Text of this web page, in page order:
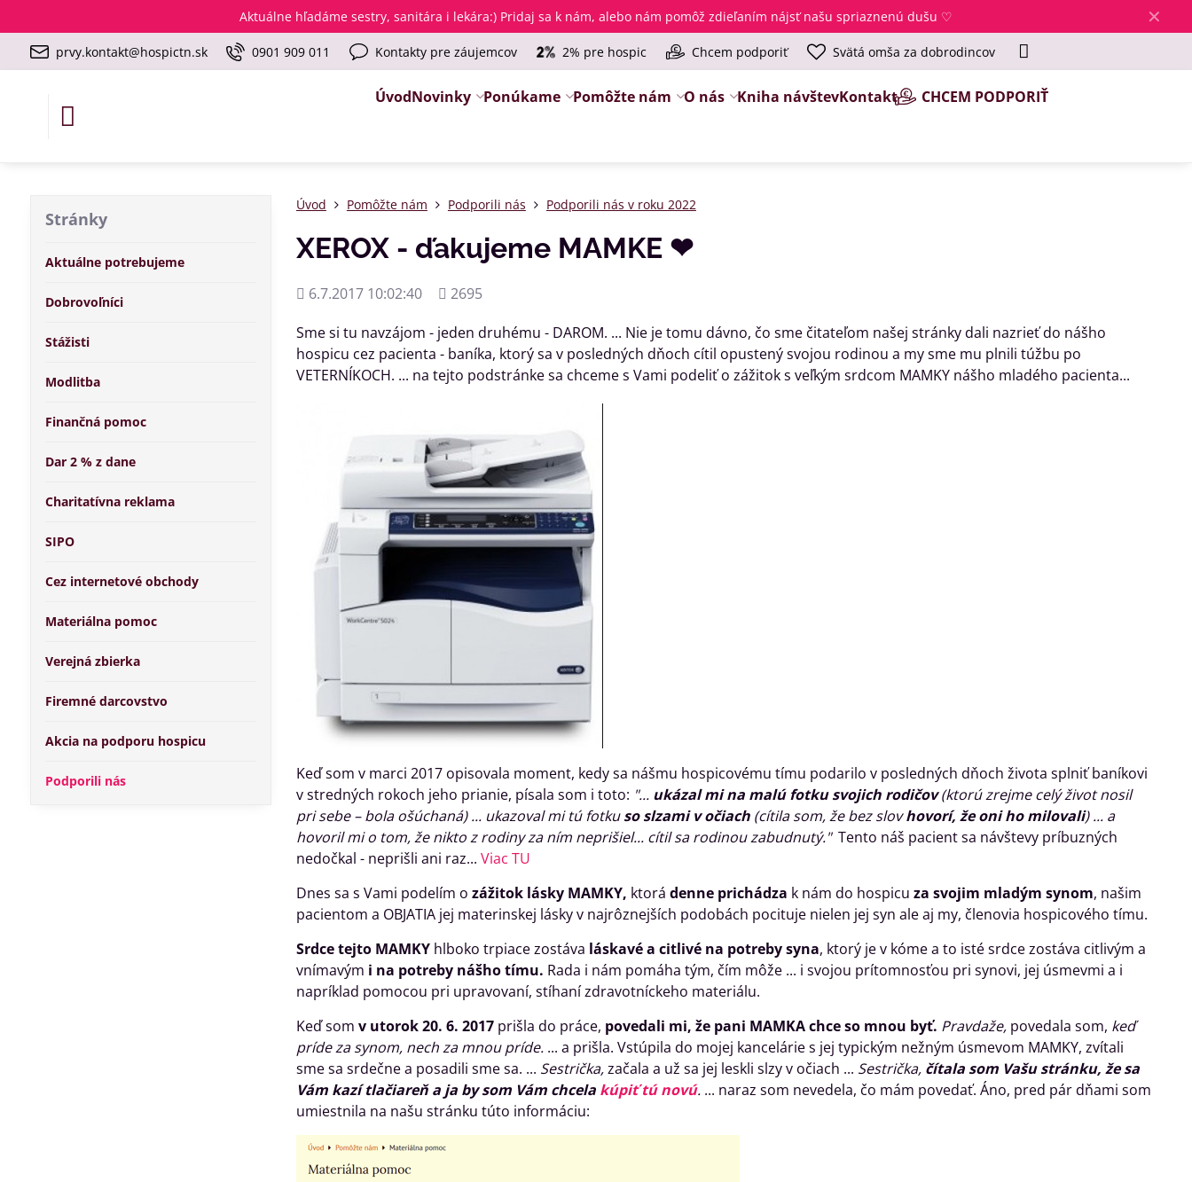
✕
Aktuálne hľadáme sestry, sanitára i lekára:) Pridaj sa k nám, alebo nám pomôž zdieľaním nájsť našu spriaznenú dušu ♡
prvy.kontakt@hospictn.sk 0901 909 011 Kontakty pre záujemcov 2% pre hospic Chcem podporiť Svätá omša za dobrodincov
ÚvodNovinky Ponúkame Pomôžte nám O nás Kniha návštevKontakt CHCEM PODPORIŤ
Úvod Pomôžte nám Podporili nás Podporili nás v roku 2022
XEROX - ďakujeme MAMKE ❤
Pridané
6.7.2017 10:02:40
Počet
2695
Sme si tu navzájom - jeden druhému - DAROM. ... Nie je tomu dávno, čo sme čitateľom našej stránky dali nazrieť do nášho
hospicu cez pacienta - baníka, ktorý sa v posledných dňoch cítil opustený svojou rodinou a my sme mu plnili túžbu po
VETERNÍKOCH. ... na tejto podstránke sa chceme s Vami podeliť o zážitok s veľkým srdcom MAMKY nášho mladého pacienta...
Keď som v marci 2017 opisovala moment, kedy sa nášmu hospicovému tímu podarilo v posledných dňoch života splniť baníkovi
v stredných rokoch jeho prianie, písala som i toto: "... ukázal mi na malú fotku svojich rodičov(ktorú zrejme celý život nosil
pri sebe – bola ošúchaná) ... ukazoval mi tú fotkuso slzami v očiach(cítila som, že bez slovhovorí, že oni ho milovali) ... a
hovoril mi o tom, že nikto z rodiny za ním neprišiel... cítil sa rodinou zabudnutý." Tento náš pacient sa návštevy príbuzných
nedočkal - neprišli ani raz... Viac TU
Dnes sa s Vami podelím o zážitok lásky MAMKY, ktorá denne prichádza k nám do hospicu za svojim mladým synom, našim
pacientom a OBJATIA jej materinskej lásky v najrôznejších podobách pocituje nielen jej syn ale aj my, členovia hospicového tímu.
Srdce tejto MAMKYhlboko trpiace zostáva láskavé a citlivé na potrebysyna, ktorý je v kóme a to isté srdce zostáva citlivým a
vnímavým i na potreby nášho tímu. Rada i nám pomáha tým, čím môže ... i svojou prítomnosťou pri synovi, jej úsmevmi a i
napríklad pomocou pri upravovaní, stíhaní zdravotníckeho materiálu.
Keď som v utorok 20. 6. 2017prišla do práce, povedali mi, že pani MAMKA chce so mnou byť. Pravdaže,povedala som, keď
príde za synom, nech za mnou príde.... a prišla. Vstúpila do mojej kancelárie s jej typickým nežným úsmevom MAMKY, zvítali
sme sa srdečne a posadili sme sa. ... Sestrička,začala a už sa jej leskli slzy v očiach ... Sestrička, čítala som Vašu stránku, že sa
Vám kazí tlačiareň a ja by som Vám chcela kúpiť tú novú.... naraz som nevedela, čo mám povedať. Áno, pred pár dňami som
umiestnila na našu stránku túto informáciu:
Stránky
Aktuálne potrebujeme
Dobrovoľníci
Stážisti
Modlitba
Finančná pomoc
Dar 2 % z dane
Charitatívna reklama
SIPO
Cez internetové obchody
Materiálna pomoc
Verejná zbierka
Firemné darcovstvo
Akcia na podporu hospicu
Podporili nás